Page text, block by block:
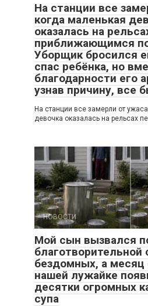
На станции все
когда маленькая
оказалась на
приближающимся
Уборщик бросился
спас ребёнка, но
благодарности его
узнав причину, все
На станции все замерли от
девочка оказалась на рельсах
НОВОСТИ
Мой сын вызвался
благотворительной
бездомных, а месяц
нашей лужайке
десятки огромных
супа